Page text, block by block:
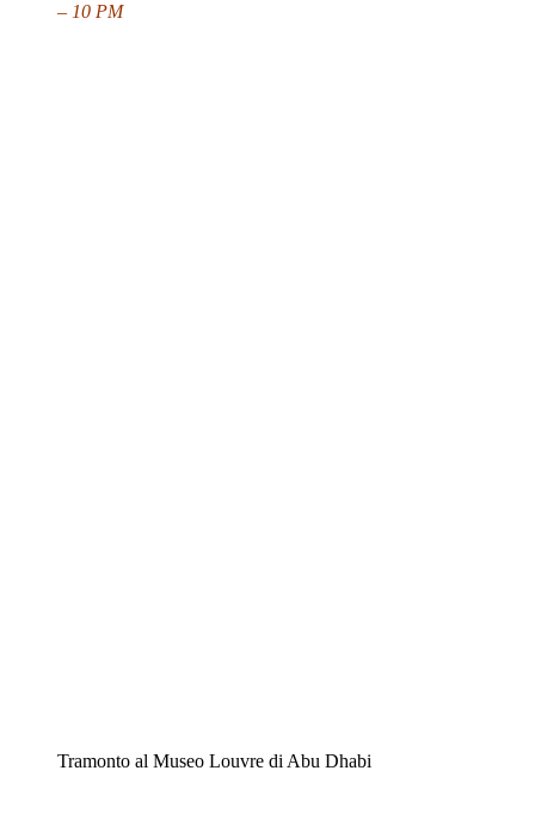
– 10 PM
Tramonto al Museo Louvre di Abu Dhabi